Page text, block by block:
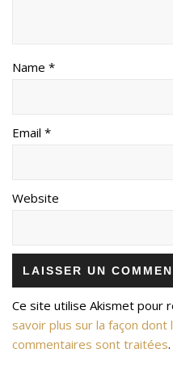
Name *
Email *
Website
Ce site utilise Akismet pour
savoir plus sur la façon
commentaires sont traitées.